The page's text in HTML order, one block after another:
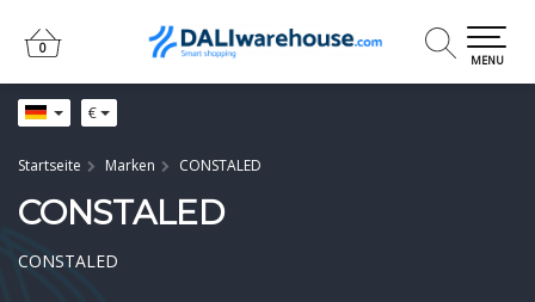
€
0
0
MENU
Startseite Marken CONSTALED
CONSTALED
CONSTALED